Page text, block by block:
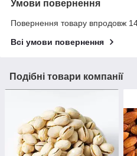
Умови повернення
Повернення товару впродовж
Всі умови повернення
Подібні товари компанії